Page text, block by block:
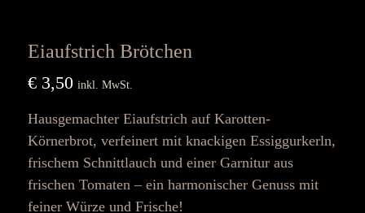
Eiaufstrich Brötchen
€3,50 inkl. MwSt.
Hausgemachter Eiaufstrich auf Karotten-
Körnerbrot, verfeinert mit knackigen Essiggurkerln,
frischem Schnittlauch und einer Garnitur aus
frischen Tomaten – ein harmonischer Genuss mit
feiner Würze und Frische!